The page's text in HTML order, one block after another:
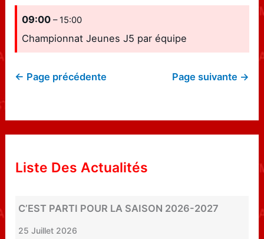
09:00– 15:00
Championnat Jeunes J5 par équipe
← Page précédente Page suivante →
Liste Des Actualités
C’EST PARTI POUR LA SAISON 2026-2027
25 Juillet 2026